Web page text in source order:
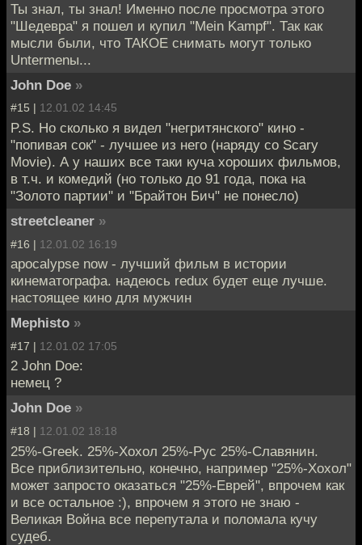
Ты знал, ты знал! Именно после просмотра этого
"Шедевра" я пошел и купил "Mein Kampf". Так как
мысли были, что ТАКОЕ снимать могут только
Untermenы...
John Doe »
#15 | 12.01.02 14:45
P.S. Но сколько я видел "негритянского" кино -
"попивая сок" - лучшее из него (наряду со Scary
Movie). А у наших все таки куча хороших фильмов,
в т.ч. и комедий (но только до 91 года, пока на
"Золото партии" и "Брайтон Бич" не понесло)
streetcleaner »
#16 | 12.01.02 16:19
apocalypse now - лучший фильм в истории
кинематографа. надеюсь redux будет еще лучше.
настоящее кино для мужчин
Mephisto »
#17 | 12.01.02 17:05
2 John Doe:
немец ?
John Doe »
#18 | 12.01.02 18:18
25%-Greek. 25%-Хохол 25%-Рус 25%-Славянин.
Все приблизительно, конечно, например "25%-Хохол"
может запросто оказаться "25%-Еврей", впрочем как
и все остальное :), впрочем я этого не знаю -
Великая Война все перепутала и поломала кучу
судеб.